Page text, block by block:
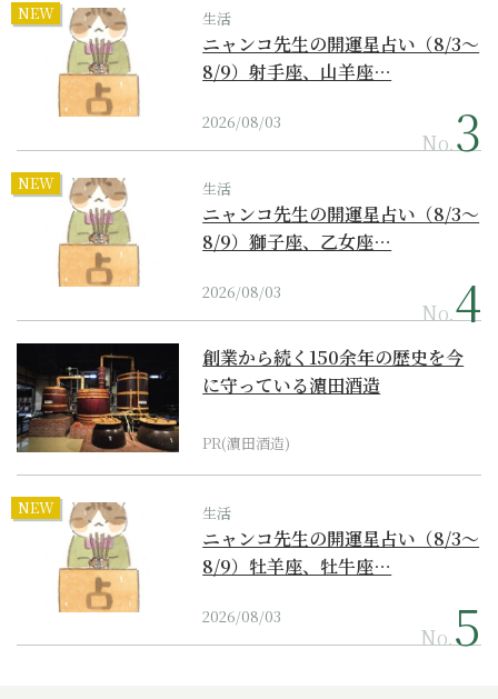
NEW 生活
ニャンコ先生の開運星占い（8/3～
8/9）射手座、山羊座…
2026/08/03
No.
NEW 生活
ニャンコ先生の開運星占い（8/3～
8/9）獅子座、乙女座…
2026/08/03
No.
創業から続く150余年の歴史を今
に守っている濵田酒造
PR(濵田酒造)
NEW 生活
ニャンコ先生の開運星占い（8/3～
8/9）牡羊座、牡牛座…
2026/08/03
No.